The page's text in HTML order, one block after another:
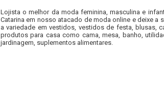
Lojista o melhor da moda feminina, masculina e
Catarina em nosso atacado de moda online e deixe a
a variedade em vestidos, vestidos de festa, blusas,
produtos para casa como cama, mesa, banho,
jardinagem, suplementos alimentares.